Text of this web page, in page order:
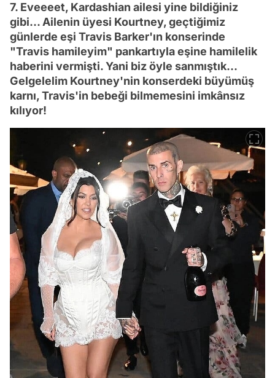
7. Eveeeet, Kardashian ailesi yine bildiğiniz
gibi... Ailenin üyesi Kourtney, geçtiğimiz
günlerde eşi Travis Barker'ın konserinde
"Travis hamileyim" pankartıyla eşine hamilelik
haberini vermişti. Yani biz öyle sanmıştık...
Gelgelelim Kourtney'nin konserdeki büyümüş
karnı, Travis'in bebeği bilmemesini imkânsız
kılıyor!